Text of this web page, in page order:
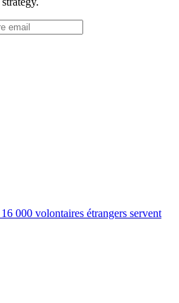
000 volontaires étrangers servent